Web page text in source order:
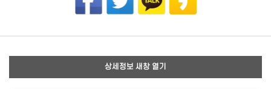
상세정보 새창 열기